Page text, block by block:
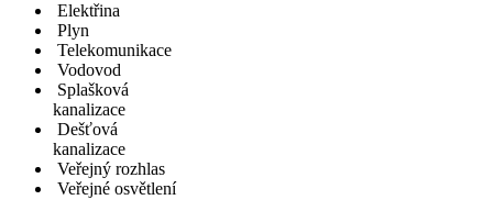
Elektřina
Plyn
Telekomunikace
Vodovod
Splašková
kanalizace
Dešťová
kanalizace
Veřejný rozhlas
Veřejné osvětlení